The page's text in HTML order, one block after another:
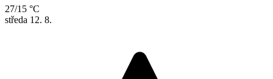
27/15 °C
středa 12. 8.